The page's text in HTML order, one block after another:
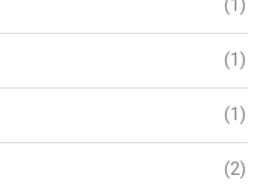
(1)
(1)
(1)
(2)